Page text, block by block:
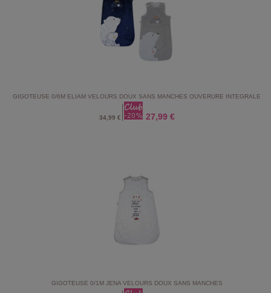
GIGOTEUSE 0/6M ELIAM VELOURS DOUX SANS MANCHES OUVERURE INTEGRALE
34,99 € 27,99 €
GIGOTEUSE 0/1M JENA VELOURS DOUX SANS MANCHES